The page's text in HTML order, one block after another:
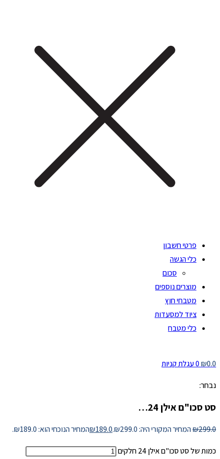
פרטי חשבון
כלי הגשה
סכום
מוצרים נוספים
מטבחי חוץ
ציוד למסעדות
כלי מטבח
₪0.0
0 עגלת קניות
נבחר:
סט סכו"ם אילן 24…
₪299.0 המחיר המקורי היה: ₪299.0. ₪189.0 המחיר הנוכחי הוא: ₪189.0.
כמות של סט סכו"ם אילן 24 חלקים